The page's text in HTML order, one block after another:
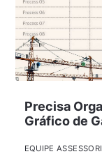
Precisa
Gráfico de
EQUIPE